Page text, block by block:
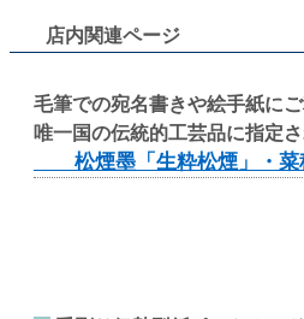
店内関連ページ
毛筆での宛名書きや絵手紙に
唯一国の伝統的工芸品に指定
松煙墨「生粋松煙」・菜